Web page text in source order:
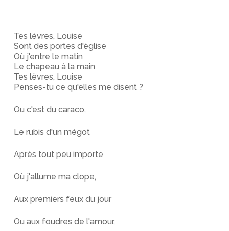
Tes lèvres, Louise
Sont des portes d'église
Où j'entre le matin
Le chapeau à la main
Tes lèvres, Louise
Penses-tu ce qu'elles me disent ?
Ou c'est du caraco,
Le rubis d'un mégot
Après tout peu importe
Où j'allume ma clope,
Aux premiers feux du jour
Ou aux foudres de l'amour,